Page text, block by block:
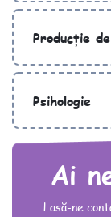
Producție
Psihologie
Ai
Lasă-ne